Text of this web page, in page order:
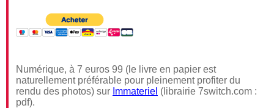
Numérique, à 7 euros 99 (le livre en papier est
naturellement préférable pour pleinement profiter du
rendu des photos) sur Immateriel (librairie 7switch.com :
pdf).